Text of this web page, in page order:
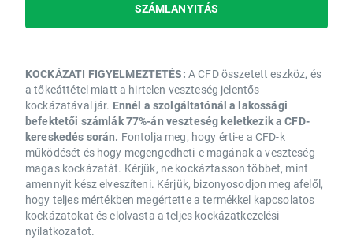
SZÁMLANYITÁS
KOCKÁZATI FIGYELMEZTETÉS: A CFD összetett eszköz, és
a tőkeáttétel miatt a hirtelen veszteség jelentős
kockázatával jár. Ennél a szolgáltatónál a lakossági
befektetői számlák 77%-án veszteség keletkezik a CFD-
kereskedés során. Fontolja meg, hogy érti-e a CFD-k
működését és hogy megengedheti-e magának a veszteség
magas kockázatát. Kérjük, ne kockáztasson többet, mint
amennyit kész elveszíteni. Kérjük, bizonyosodjon meg afelől,
hogy teljes mértékben megértette a termékkel kapcsolatos
kockázatokat és elolvasta a teljes kockázatkezelési
nyilatkozatot.